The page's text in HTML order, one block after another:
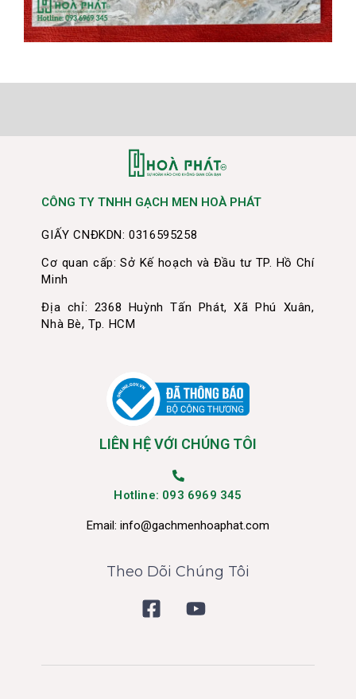
CÔNG TY TNHH GẠCH MEN HOÀ PHÁT
GIẤY CNĐKDN: 0316595258
Cơ quan cấp: Sở Kế hoạch và Đầu tư TP. Hồ Chí
Minh
Địa chỉ: 2368 Huỳnh Tấn Phát, Xã Phú Xuân,
Nhà Bè, Tp. HCM
LIÊN HỆ VỚI CHÚNG TÔI
Hotline: 093 6969 345
Email: info@gachmenhoaphat.com
Theo Dõi Chúng Tôi